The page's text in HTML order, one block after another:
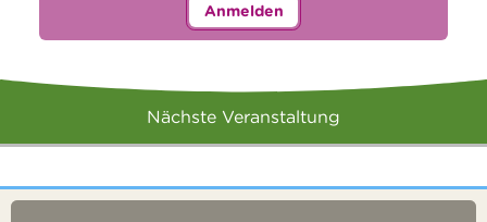
Anmelden
Nächste Veranstaltung